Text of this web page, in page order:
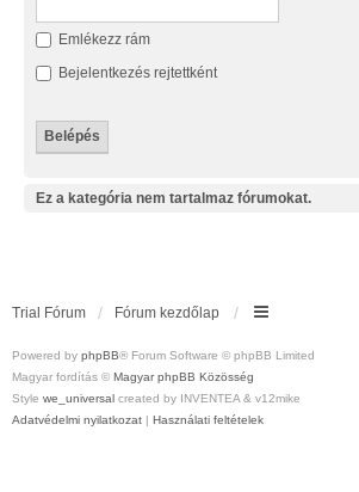
Emlékezz rám
Bejelentkezés rejtettként
Ez a kategória nem tartalmaz fórumokat.
Trial Fórum Fórum kezdőlap
Powered by phpBB® Forum Software © phpBB Limited
Magyar fordítás © Magyar phpBB Közösség
Style we_universal created by INVENTEA & v12mike
Adatvédelmi nyilatkozat | Használati feltételek